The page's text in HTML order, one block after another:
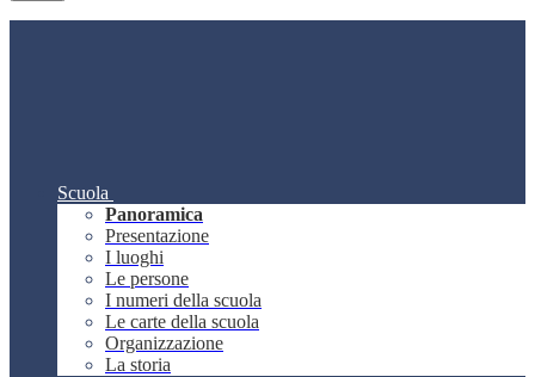
Scuola
Panoramica
Presentazione
I luoghi
Le persone
I numeri della scuola
Le carte della scuola
Organizzazione
La storia